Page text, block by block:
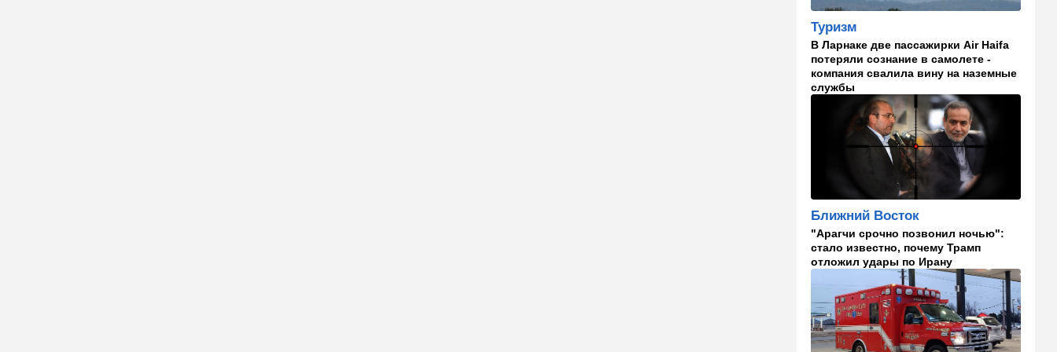
В Эйлатский залив приплыл
необычный гость. ВИДЕО
10:36 Израиль
Три пожара за минуты в
Рамат-Гане: подозрение на
поджог
В мире
Разрази меня гром:
участника СВО поразила
молния в момент, когда он
убегал от медведя
10:09 Общество
Изнасиловал - и в пески: в
Холоне задержан
подозреваемый в жестоком
изнасиловании 18-летней
10:08 Мнения
Чужакам всего всегда мало
Туризм
В Ларнаке две пассажирки Air Haifa
потеряли сознание в самолете -
компания свалила вину на наземные
службы
Ближний Восток
"Арагчи срочно позвонил ночью":
стало известно, почему Трамп
отложил удары по Ирану